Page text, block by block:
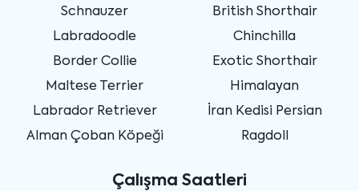
Schnauzer
Labradoodle
Border Collie
Maltese Terrier
Labrador Retriever
Alman Çoban Köpeği
British Shorthair
Chinchilla
Exotic Shorthair
Himalayan
İran Kedisi Persian
Ragdoll
Çalışma Saatleri